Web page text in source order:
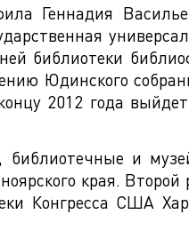
Геннадия
библиотеки
Юдинского
2012 года
библиотечные и
края. Второй
Конгресса США